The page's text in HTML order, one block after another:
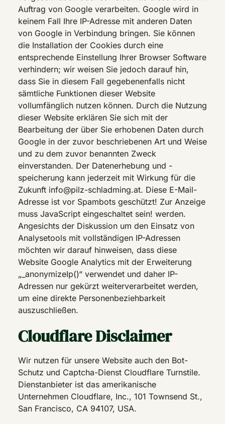
Auftrag von Google verarbeiten. Google wird in
keinem Fall Ihre IP-Adresse mit anderen Daten
von Google in Verbindung bringen. Sie können
die Installation der Cookies durch eine
entsprechende Einstellung Ihrer Browser Software
verhindern; wir weisen Sie jedoch darauf hin,
dass Sie in diesem Fall gegebenenfalls nicht
sämtliche Funktionen dieser Website
vollumfänglich nutzen können. Durch die Nutzung
dieser Website erklären Sie sich mit der
Bearbeitung der über Sie erhobenen Daten durch
Google in der zuvor beschriebenen Art und Weise
und zu dem zuvor benannten Zweck
einverstanden. Der Datenerhebung und -
speicherung kann jederzeit mit Wirkung für die
Zukunft info@pilz-schladming.at. Diese E-Mail-
Adresse ist vor Spambots geschützt! Zur Anzeige
muss JavaScript eingeschaltet sein! werden.
Angesichts der Diskussion um den Einsatz von
Analysetools mit vollständigen IP-Adressen
möchten wir darauf hinweisen, dass diese
Website Google Analytics mit der Erweiterung
„_anonymizeIp()“ verwendet und daher IP-
Adressen nur gekürzt weiterverarbeitet werden,
um eine direkte Personenbeziehbarkeit
auszuschließen.
Cloudflare Disclaimer
Wir nutzen für unsere Website auch den Bot-
Schutz und Captcha-Dienst Cloudflare Turnstile.
Dienstanbieter ist das amerikanische
Unternehmen Cloudflare, Inc., 101 Townsend St.,
San Francisco, CA 94107, USA.